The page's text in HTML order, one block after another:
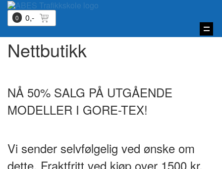
0
0,-
Vis
Nettbutikk
NÅ 50% SALG PÅ UTGÅENDE
MODELLER I GORE-TEX!
Vi sender selvfølgelig ved ønske om
dette. Fraktfritt ved kjøp over 1500 kr.